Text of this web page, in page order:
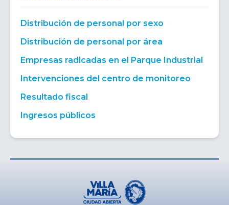
Distribución de personal por sexo
Distribución de personal por área
Empresas radicadas en el Parque Industrial
Intervenciones del centro de monitoreo
Resultado fiscal
Ingresos públicos